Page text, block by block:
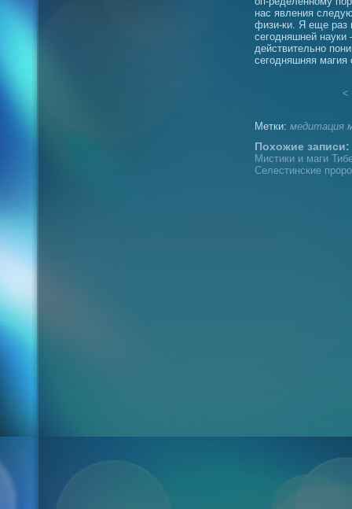
нас явления
физи-ки. Я еще раз
сегодняшней
действительно
сегодняшняя магия
<
Метки: медитация
Похожие записи:
Мистики и маги
Селестинские